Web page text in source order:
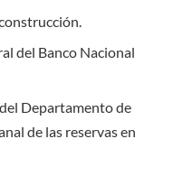
del Banco Nacional
Departamento de
de las reservas en